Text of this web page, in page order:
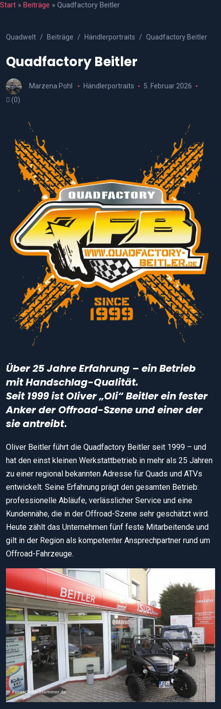
Start » Beiträge » Quadfactory Beitler
Quadwelt Beiträge Händlerportraits Quadfactory Beitler
Quadfactory Beitler
Marzena Pohl Händlerportraits
5. Februar 2026
(0)
Über 25 Jahre Erfahrung – ein Betrieb
mit Handschlag-Qualität.
Seit 1999 ist Oliver „Oli“ Beitler ein fester
Anker der Offroad-Szene und einer der
sie antreibt.
Oliver Beitler führt die Quadfactory Beitler seit 1999 – und
hat den einst kleinen Werkstattbetrieb in mehr als 25 Jahren
zu einer regional bekannten Adresse für Quads und ATVs
entwickelt. Seine Erfahrung prägt den gesamten Betrieb:
professionelle Abläufe, verlässlicher Service und eine
Kundennähe, die in der Offroad-Szene sehr geschätzt wird.
Heute zählt das Unternehmen fünf feste Mitarbeitende und
gilt in der Region als kompetenter Ansprechpartner rund um
Offroad-Fahrzeuge.